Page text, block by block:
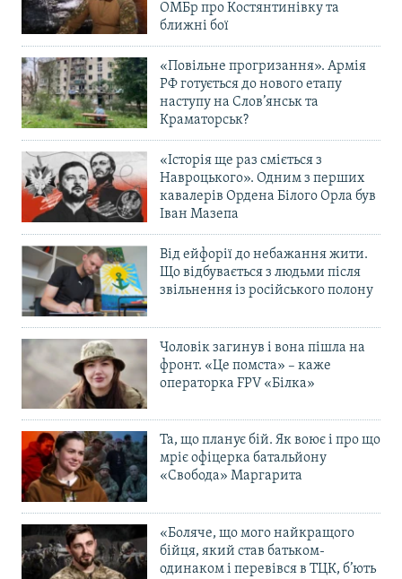
ОМБр про Костянтинівку та
ближні бої
«Повільне прогризання». Армія
РФ готується до нового етапу
наступу на Слов’янськ та
Краматорськ?
«Історія ще раз сміється з
Навроцького». Одним з перших
кавалерів Ордена Білого Орла був
Іван Мазепа
Від ейфорії до небажання жити.
Що відбувається з людьми після
звільнення із російського полону
Чоловік загинув і вона пішла на
фронт. «Це помста» – каже
операторка FPV «Білка»
Та, що планує бій. Як воює і про що
мріє офіцерка батальйону
«Свобода» Маргарита
«Боляче, що мого найкращого
бійця, який став батьком-
одинаком і перевівся в ТЦК, б’ють